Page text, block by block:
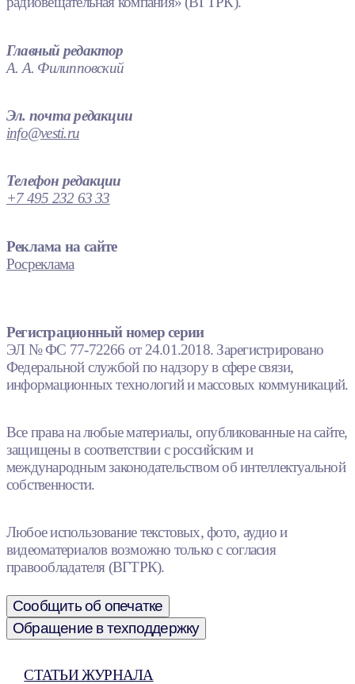
Главный редактор
А. А. Филипповский
Эл. почта редакции
info@vesti.ru
Телефон редакции
+7 495 232 63 33
Реклама на сайте
Росреклама
Регистрационный номер серии
ЭЛ № ФС 77-72266 от 24.01.2018. Зарегистрировано
Федеральной службой по надзору в сфере связи,
информационных технологий и массовых коммуникаций.
Все права на любые материалы, опубликованные на сайте,
защищены в соответствии с российским и
международным законодательством об интеллектуальной
собственности.
Любое использование текстовых, фото, аудио и
видеоматериалов возможно только с согласия
правообладателя (ВГТРК).
Сообщить об опечатке
Обращение в техподдержку
СТАТЬИ ЖУРНАЛА